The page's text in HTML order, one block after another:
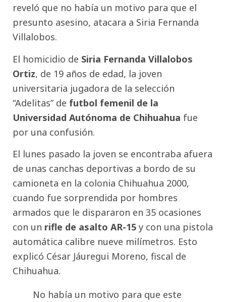
reveló que no había un motivo para que el
presunto asesino, atacara a Siria Fernanda
Villalobos.
El homicidio de Siria Fernanda Villalobos
Ortiz, de 19 años de edad, la joven
universitaria jugadora de la selección
“Adelitas” de futbol femenil de la
Universidad Autónoma de Chihuahua fue
por una confusión.
El lunes pasado la joven se encontraba afuera
de unas canchas deportivas a bordo de su
camioneta en la colonia Chihuahua 2000,
cuando fue sorprendida por hombres
armados que le dispararon en 35 ocasiones
con un rifle de asalto AR-15 y con una pistola
automática calibre nueve milímetros. Esto
explicó César Jáuregui Moreno, fiscal de
Chihuahua.
No había un motivo para que este